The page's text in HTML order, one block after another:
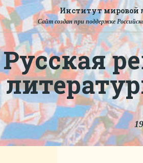
Институт мировой
Сайт создан при поддержке
Русская